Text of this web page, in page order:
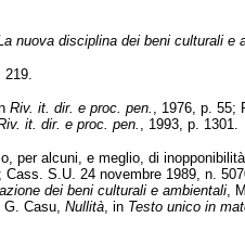
nuova disciplina dei beni culturali e
219.
Riv. it. dir. e proc. pen. , 1976, p. 55;
it. dir. e proc. pen. , 1993, p. 1301.
per alcuni, e meglio, di
S.U. 24 novembre 1989, n.
dei beni culturali e ambientali,
Casu, Nullità, in Testo unico in